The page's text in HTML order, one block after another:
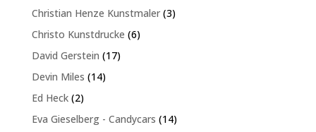
Produkte
Christian Henze Kunstmaler 33
Christo Kunstdrucke 66
David Gerstein 1717
Devin Miles 1414
Ed Heck 22
Produkte
Eva Gieselberg - Candycars 1414